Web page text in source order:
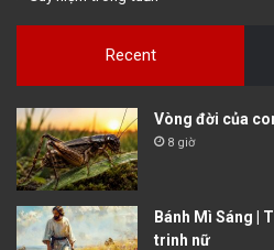
Recent
Vòng đời của
8 giờ
Bánh Mì Sáng |
trinh nữ